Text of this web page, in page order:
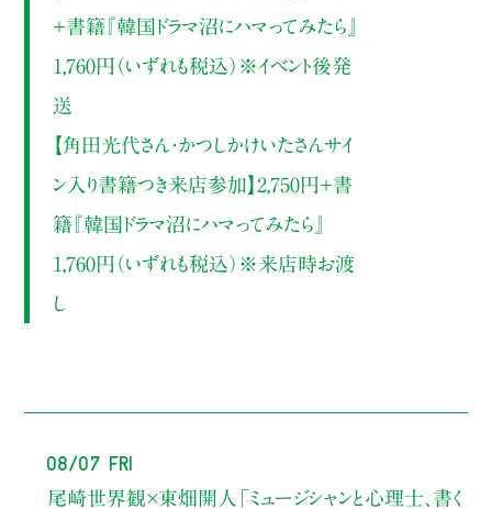
＋書籍『韓国ドラマ沼にハマってみたら』
1,760円（いずれも税込）※イベント後発
送
【角田光代さん・かつしかけいたさんサイ
ン入り書籍つき来店参加】2,750円＋書
籍『韓国ドラマ沼にハマってみたら』
1,760円（いずれも税込）※来店時お渡
し
08/07 Fri
尾崎世界観×東畑開人
「ミュージシャンと心理士、書く